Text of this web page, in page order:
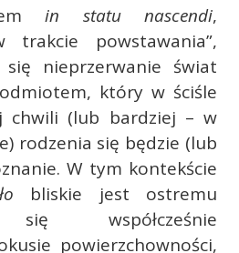
in statu nascendi,
trakcie powstawania”,
nieprzerwanie świat
który w ściśle
chwili (lub bardziej – w
rodzenia się będzie (lub
W tym kontekście
bliskie jest ostremu
się współcześnie
powierzchowności,